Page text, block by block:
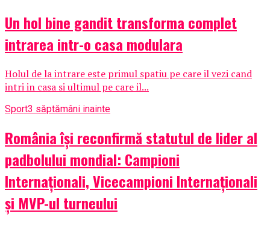
Un hol bine gandit transforma complet
intrarea intr-o casa modulara
Holul de la intrare este primul spatiu pe care il vezi cand
intri in casa si ultimul pe care il...
Sport3 săptămâni inainte
România își reconfirmă statutul de lider al
padbolului mondial: Campioni
Internaționali, Vicecampioni Internaționali
și MVP-ul turneului